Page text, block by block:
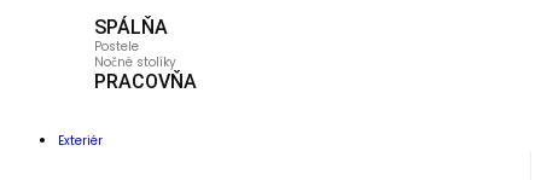
SPÁLŇA
Postele
Nočné stolíky
PRACOVŇA
Exteriér